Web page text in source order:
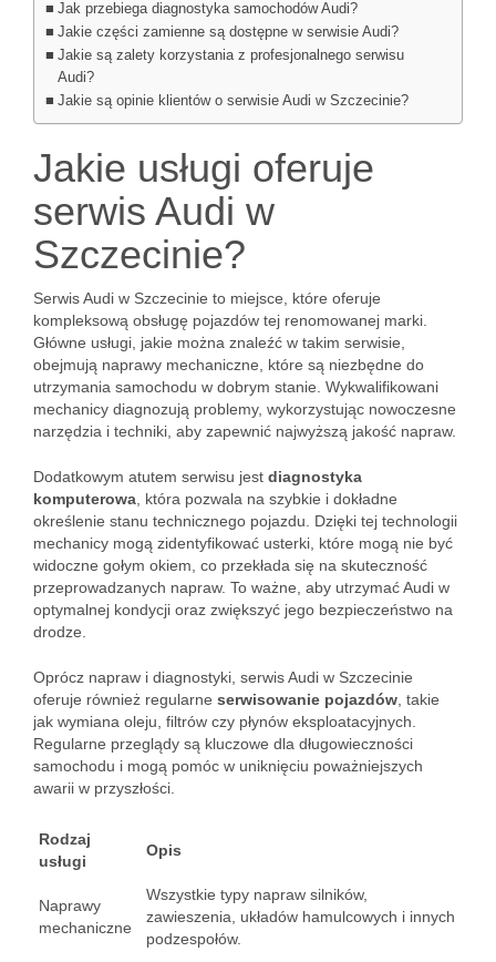
Jak przebiega diagnostyka samochodów Audi?
Jakie części zamienne są dostępne w serwisie Audi?
Jakie są zalety korzystania z profesjonalnego serwisu
Audi?
Jakie są opinie klientów o serwisie Audi w Szczecinie?
Jakie usługi oferuje
serwis Audi w
Szczecinie?
Serwis Audi w Szczecinie to miejsce, które oferuje
kompleksową obsługę pojazdów tej renomowanej marki.
Główne usługi, jakie można znaleźć w takim serwisie,
obejmują naprawy mechaniczne, które są niezbędne do
utrzymania samochodu w dobrym stanie. Wykwalifikowani
mechanicy diagnozują problemy, wykorzystując nowoczesne
narzędzia i techniki, aby zapewnić najwyższą jakość napraw.
Dodatkowym atutem serwisu jest diagnostyka
komputerowa , która pozwala na szybkie i dokładne
określenie stanu technicznego pojazdu. Dzięki tej technologii
mechanicy mogą zidentyfikować usterki, które mogą nie być
widoczne gołym okiem, co przekłada się na skuteczność
przeprowadzanych napraw. To ważne, aby utrzymać Audi w
optymalnej kondycji oraz zwiększyć jego bezpieczeństwo na
drodze.
Oprócz napraw i diagnostyki, serwis Audi w Szczecinie
oferuje również regularne serwisowanie pojazdów , takie
jak wymiana oleju, filtrów czy płynów eksploatacyjnych.
Regularne przeglądy są kluczowe dla długowieczności
samochodu i mogą pomóc w uniknięciu poważniejszych
awarii w przyszłości.
Rodzaj
usługi
Opis
Naprawy
mechaniczne
Wszystkie typy napraw silników,
zawieszenia, układów hamulcowych i innych
podzespołów.